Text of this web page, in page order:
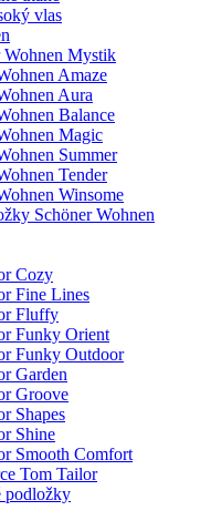
vlas
Wohnen Mystik
Amaze
Aura
Balance
Magic
Summer
Tender
Winsome
Schöner Wohnen
Cozy
Fine Lines
Fluffy
Funky Orient
Funky Outdoor
Garden
Groove
Shapes
Shine
Smooth Comfort
Tom Tailor
podložky